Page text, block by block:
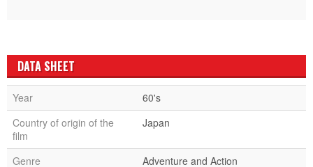
DATA SHEET
Year
60's
Country of origin of the
film
Japan
Genre
Adventure and Action